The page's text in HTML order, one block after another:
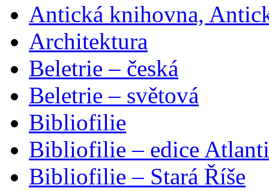
Antická knihovna,
Architektura
Beletrie – česká
Beletrie – světová
Bibliofilie
Bibliofilie – edice
Bibliofilie – Stará Říše